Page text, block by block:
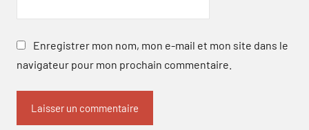
Enregistrer mon nom, mon e-mail et mon site dans le
navigateur pour mon prochain commentaire.